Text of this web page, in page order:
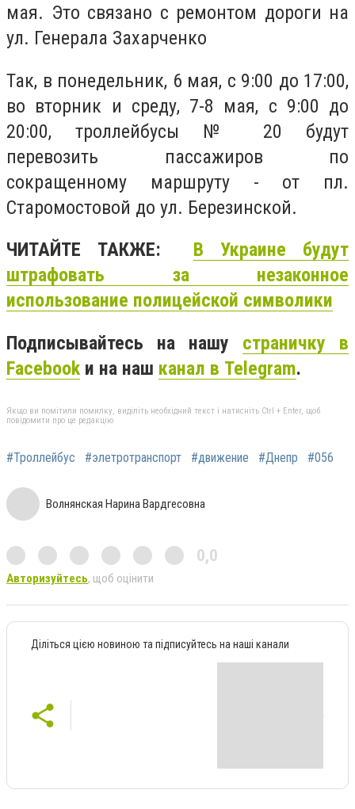
мая. Это связано с ремонтом дороги на
ул. Генерала Захарченко
Так, в понедельник, 6 мая, с 9:00 до 17:00,
во вторник и среду, 7-8 мая, с 9:00 до
20:00, троллейбусы № 20 будут
перевозить пассажиров по
сокращенному маршруту - от пл.
Старомостовой до ул. Березинской.
ЧИТАЙТЕ ТАКЖЕ: В Украине будут
штрафовать за незаконное
использование полицейской символики
Подписывайтесь на нашу страничку в
Facebook и на наш канал в Telegram.
Якщо ви помітили помилку, виділіть необхідний текст і натисніть Ctrl + Enter, щоб
повідомити про це редакцію
#Троллейбус #элетротранспорт #движение #Днепр #056
Волнянская Нарина Вардгесовна
0,0
Авторизуйтесь, щоб оцінити
Діліться цією новиною та підписуйтесь на наші канали